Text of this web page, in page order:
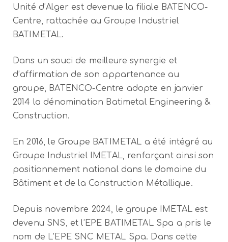
Unité d’Alger est devenue la filiale BATENCO-
Centre, rattachée au Groupe Industriel
BATIMETAL.
Dans un souci de meilleure synergie et
d’affirmation de son appartenance au
groupe, BATENCO-Centre adopte en janvier
2014 la dénomination Batimetal Engineering &
Construction.
En 2016, le Groupe BATIMETAL a été intégré au
Groupe Industriel IMETAL, renforçant ainsi son
positionnement national dans le domaine du
Bâtiment et de la Construction Métallique.
Depuis novembre 2024, le groupe IMETAL est
devenu SNS, et l’EPE BATIMETAL Spa a pris le
nom de L’EPE SNC METAL Spa. Dans cette